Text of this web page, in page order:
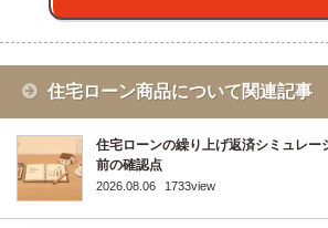
住宅ローン商品について関連記事
住宅ローンの繰り上げ返済シミュレー
前の確認点
2026.08.06 1733view